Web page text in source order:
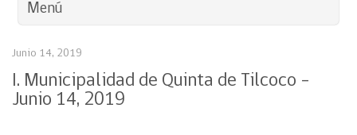
Menú
Junio 14, 2019
I. Municipalidad de Quinta de Tilcoco –
Junio 14, 2019